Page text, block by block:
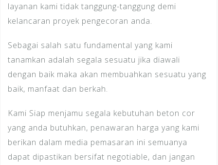
layanan kami tidak tanggung-tanggung demi
kelancaran proyek pengecoran anda.
Sebagai salah satu fundamental yang kami
tanamkan adalah segala sesuatu jika diawali
dengan baik maka akan membuahkan sesuatu yang
baik, manfaat dan berkah.
Kami Siap menjamu segala kebutuhan beton cor
yang anda butuhkan, penawaran harga yang kami
berikan dalam media pemasaran ini semuanya
dapat dipastikan bersifat negotiable, dan jangan